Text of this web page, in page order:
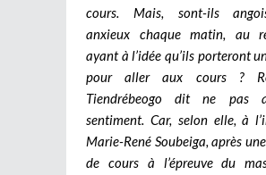
cours. Mais, sont-ils
anxieux chaque matin, au
ayant à l’idée qu’ils porteront
pour aller aux cours ?
Tiendrébeogo dit ne pas
sentiment. Car, selon elle, à
Marie-René Soubeiga, après
de cours à l’épreuve du